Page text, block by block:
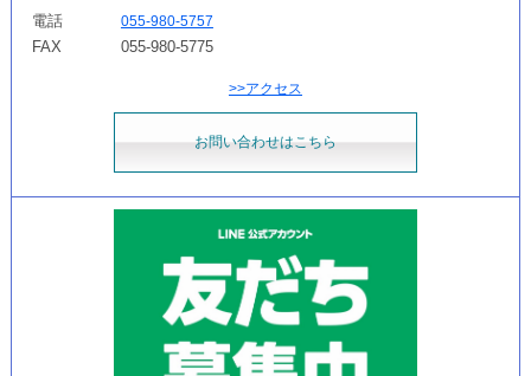
電話 055-980-5757
FAX 055-980-5775
>>アクセス
お問い合わせはこちら